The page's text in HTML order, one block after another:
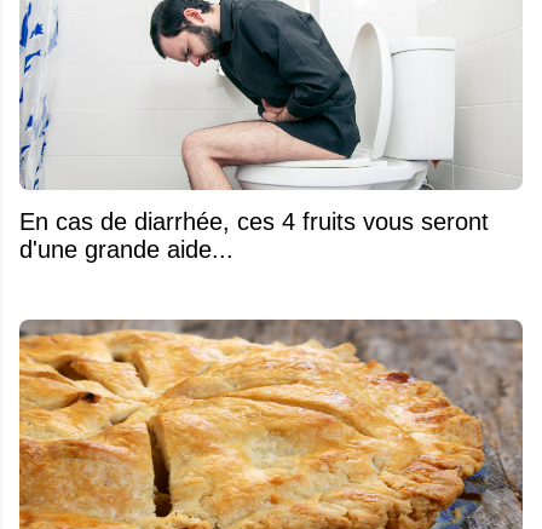
En cas de diarrhée, ces 4 fruits vous seront
d'une grande aide...